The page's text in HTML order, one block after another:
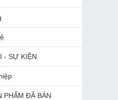
- SỰ KIỆN
PHẨM ĐÃ BÁN